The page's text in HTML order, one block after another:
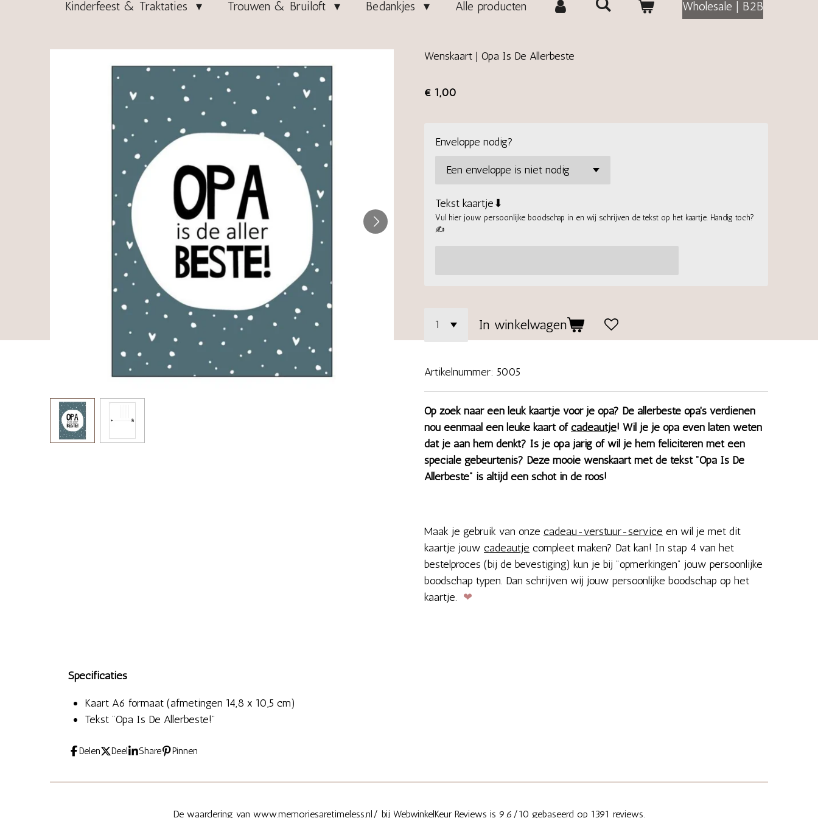
Kinderfeest & Traktaties Trouwen & Bruiloft Bedankjes Alle producten Wholesale | B2B
Wenskaart | Opa Is De Allerbeste
€ 1,00
Enveloppe nodig?
Tekst kaartje⬇
Vul hier jouw persoonlijke boodschap in en wij schrijven de tekst op het kaartje. Handig toch?
✍
In winkelwagen
Artikelnummer: 5005
Op zoek naar een leuk kaartje voor je opa? De allerbeste opa's verdienen
nou eenmaal een leuke kaart ofcadeautje! Wil je je opa even laten weten
dat je aan hem denkt? Is je opa jarig of wil je hem feliciteren met een
speciale gebeurtenis? Deze mooie wenskaart met de tekst "Opa Is De
Allerbeste" is altijd een schot in de roos!
Maak je gebruik van onze cadeau-verstuur-service en wil je met dit
kaartje jouw cadeautje compleet maken? Dat kan! In stap 4 van het
bestelproces (bij de bevestiging) kun je bij "opmerkingen" jouw persoonlijke
boodschap typen. Dan schrijven wij jouw persoonlijke boodschap op het
kaartje. ❤
Specificaties
Kaart A6 formaat (afmetingen 14,8 x 10,5 cm)
Tekst "Opa Is De Allerbeste!"
Delen Deel Share Pinnen
De waardering van www.memoriesaretimeless.nl/ bij WebwinkelKeur Reviews is 9.6/10 gebaseerd op 1391 reviews.